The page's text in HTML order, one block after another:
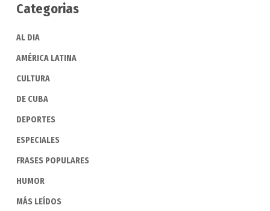
Categorias
AL DIA
AMÉRICA LATINA
CULTURA
DE CUBA
DEPORTES
ESPECIALES
FRASES POPULARES
HUMOR
MÁS LEÍDOS